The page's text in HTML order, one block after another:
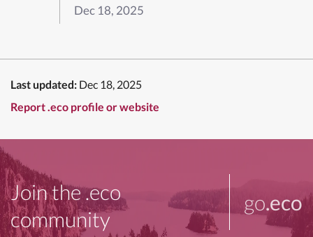
Dec 18, 2025
Last updated: Dec 18, 2025
Report .eco profile or website
Join the .eco
community
go.eco